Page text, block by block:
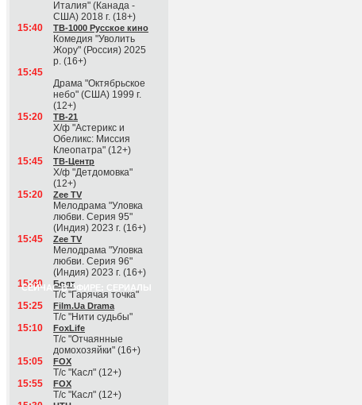
Италия" (Канада -
США) 2018 г. (18+)
15:40
ТВ-1000 Русское кино
Комедия "Уволить
Жору" (Россия) 2025
р. (16+)
15:45
Драма "Октябрьское
небо" (США) 1999 г.
(12+)
15:20
ТВ-21
Х/ф "Астерикс и
Обеликс: Миссия
Клеопатра" (12+)
15:45
ТВ-Центр
Х/ф "Детдомовка"
(12+)
15:20
Zee TV
Мелодрама "Уловка
любви. Серия 95"
(Индия) 2023 г. (16+)
15:45
Zee TV
Мелодрама "Уловка
любви. Серия 96"
(Индия) 2023 г. (16+)
СЕЙЧАС В ЭФИРЕ: СЕРИАЛЫ
15:40 Болт
Т/с "Гарячая точка"
15:25
Film.Ua Drama
Т/с "Нити судьбы"
15:10
FoxLife
Т/с "Отчаянные
домохозяйки" (16+)
15:05
FOX
Т/с "Касл" (12+)
15:55
FOX
Т/с "Касл" (12+)